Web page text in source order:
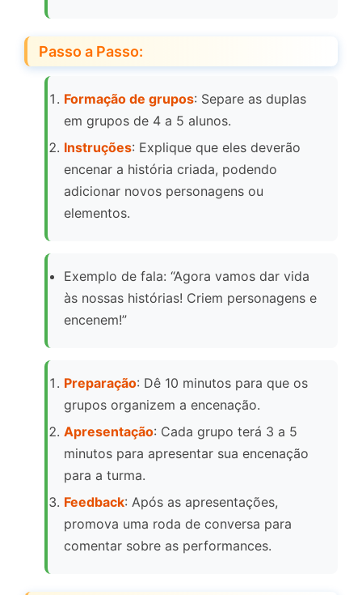
Passo a Passo:
Formação de grupos: Separe as duplas
em grupos de 4 a 5 alunos.
Instruções: Explique que eles deverão
encenar a história criada, podendo
adicionar novos personagens ou
elementos.
Exemplo de fala: “Agora vamos dar vida
às nossas histórias! Criem personagens e
encenem!”
Preparação: Dê 10 minutos para que os
grupos organizem a encenação.
Apresentação: Cada grupo terá 3 a 5
minutos para apresentar sua encenação
para a turma.
Feedback: Após as apresentações,
promova uma roda de conversa para
comentar sobre as performances.